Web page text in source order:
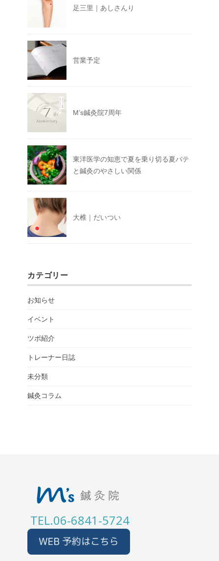
足三里｜あしさんり
営業予定
M’s鍼灸院7周年
東洋医学の知恵で夏を乗り切る夏バテ
と鍼灸のやさしい関係
大椎｜だいつい
カテゴリー
お知らせ
イベント
ツボ紹介
トレーナー日誌
未分類
鍼灸コラム
TEL.06-6841-5724